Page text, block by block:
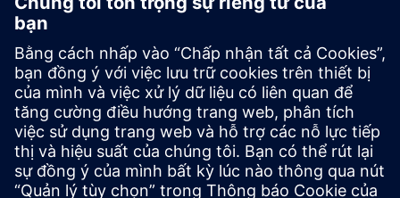
Cần gạt xoắn có thể được sử
dụng làm khóa cửa liên động
theo IEC 60204-1 và 61439-1
không